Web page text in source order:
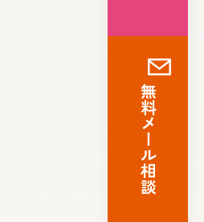
無料メール相談